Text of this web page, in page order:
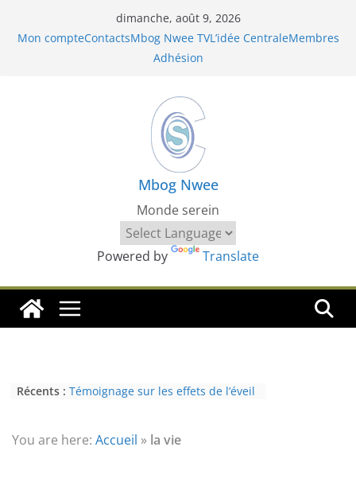
dimanche, août 9, 2026
Mon compteContactsMbog Nwee TVL’idée CentraleMembres
Adhésion
Mbog Nwee
Monde serein
Powered by Translate
Récents : Témoignage sur les effets de l’éveil
(2nde partie) : le paranormal
You are here: Accueil » la vie